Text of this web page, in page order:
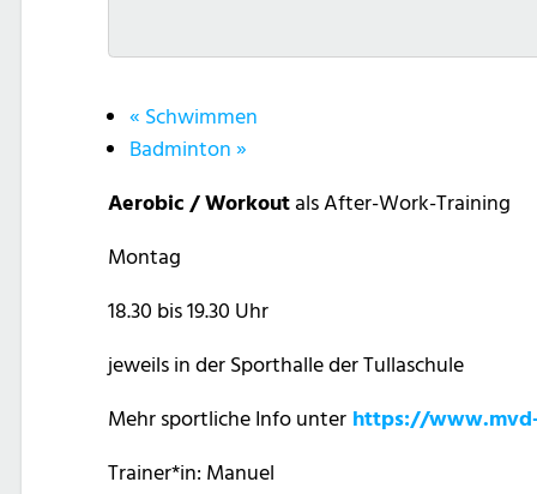
« Schwimmen
Badminton »
Aerobic / Workoutals After-Work-Training
Montag
18.30 bis 19.30 Uhr
jeweils in der Sporthalle der Tullaschule
Mehr sportliche Info unter https://
Trainer*in: Manuel